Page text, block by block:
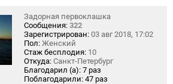
Задорная первоклашка
Сообщения: 322
Зарегистрирован: 03 авг 2018, 17:02
Пол: Женский
Стаж бесплодия: 10
Откуда: Санкт-Петербург
Благодарил (а): 7 раз
Поблагодарили: 47 раз